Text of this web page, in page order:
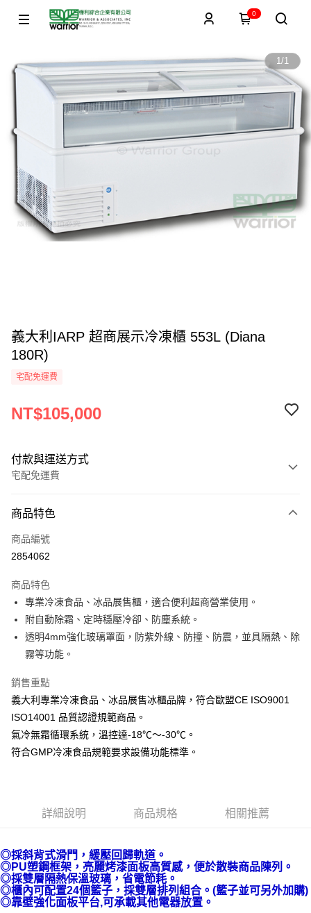
0
1/1
義大利IARP 超商展示冷凍櫃 553L (Diana
180R)
宅配免運費
NT$105,000
付款與運送方式
宅配免運費
信用卡一次付款
LINE Pay
街口支付
悠遊付
AFTEE先享後付
【關於「AFTEE先享後付」】
AFTEE先享後付是「在收到商品之後才付款」的支付方式。 讓您購物簡單
便利好安心！
１．簡單：不需註冊會員、不需綁卡、不需儲值。
２．便利：只要手機號碼，簡訊認證，即可結帳。
３．安心：先確認商品／服務後，再付款。
２．訂單成立數日內，您將收到繳費通知簡訊。
３．收到繳費通知簡訊後14天內，點擊此簡訊中的連結，可透過四大超商／
購買商品的店家。未經商家同意取消之訂單仍視為有效，需透過AFTEE先享
後付繳納相關費用。
※ 交易是否成功請以「AFTEE先享後付 」之結帳頁面顯示為準，若有關於
是否繳費成功／繳費後需取消欲退款等相關疑問，請聯繫「AFTEE先享後付
客戶支援中心」https://netprotections.freshdesk.com/support/home
運送方式
宅配(請注意配件不含在免運內)
免運費
商品特色
商品編號
2854062
商品特色
專業冷凍食品、冰品展售櫃，適合便利超商營業使用。
附自動除霜、定時穩壓冷卻、防塵系統。
透明4mm強化玻璃罩面，防紫外線、防撞、防震，並具隔熱、除
霧等功能。
銷售重點
義大利專業冷凍食品、冰品展售冰櫃品牌，符合歐盟CE ISO9001
ISO14001 品質認證規範商品。
氣冷無霜循環系統，溫控達-18℃～-30℃。
符合GMP冷凍食品規範要求設備功能標準。
詳細說明 商品規格 相關推薦
◎採斜背式滑門，緩壓回歸軌道。
◎PU塑鋼框架，亮麗烤漆面板高質感，便於散裝商品陳列。
◎採雙層隔熱保溫玻璃，省電節耗。
◎櫃內可配置24個籃子，採雙層排列組合。(籃子並可另外加購)
◎靠壁強化面板平台,可承載其他電器放置。